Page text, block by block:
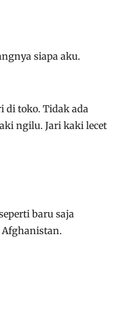
siapa aku.
di toko. Tidak ada
ngilu. Jari kaki lecet
baru saja